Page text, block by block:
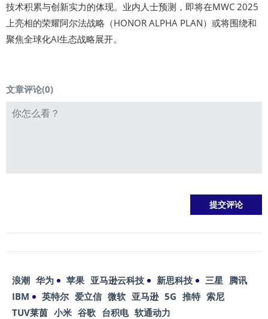
技术积累与创新实力的体现。业内人士预测，即将在MWC 2025
上亮相的荣耀阿尔法战略（HONOR ALPHA PLAN）或将围绕和
聚焦全球化AI生态战略展开。
文章评论(0)
浪潮 华为 苹果 亚马逊云科技 新思科技 三星 腾讯
IBM
英特尔 爱立信 微软 亚马逊 5G 推特 索尼
TUV莱茵 小米 谷歌 台积电 软通动力